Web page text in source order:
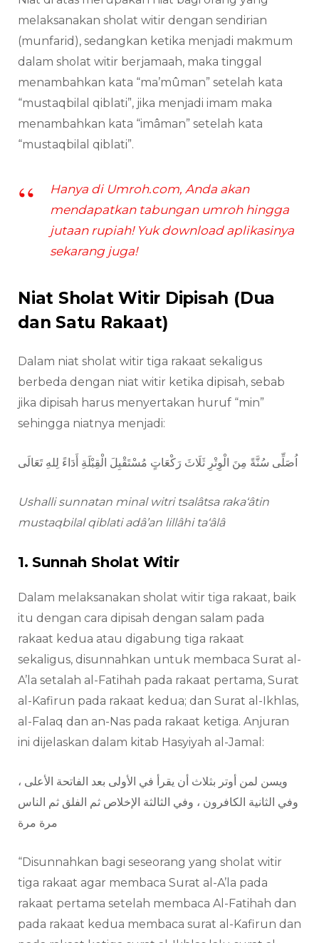
melaksanakan sholat witir dengan sendirian
(munfarid), sedangkan ketika menjadi makmum
dalam sholat witir berjamaah, maka tinggal
menambahkan kata “ma’mûman” setelah kata
“mustaqbilal qiblati”, jika menjadi imam maka
menambahkan kata “imâman” setelah kata
“mustaqbilal qiblati”.
Hanya di Umroh.com, Anda akan
mendapatkan tabungan umroh hingga
jutaan rupiah! Yuk download aplikasinya
sekarang juga!
Niat Sholat Witir Dipisah (Dua
dan Satu Rakaat)
Dalam niat sholat witir tiga rakaat sekaligus
berbeda dengan niat witir ketika dipisah, sebab
jika dipisah harus menyertakan huruf “min”
sehingga niatnya menjadi:
اُصَلِّى سُنَّةً مِنَ الْوِتْرِ ثَلَاثَ رَكْعَاتٍ مُسْتَقْبِلَ الْقِبْلَةِ أَدَاءً لِلهِ تَعَالَى
Ushalli sunnatan minal witri tsalâtsa raka‘âtin
mustaqbilal qiblati adâ’an lillâhi ta‘âlâ
1. Sunnah Sholat Witir
Dalam melaksanakan sholat witir tiga rakaat, baik
itu dengan cara dipisah dengan salam pada
rakaat kedua atau digabung tiga rakaat
sekaligus, disunnahkan untuk membaca Surat al-
A’la setalah al-Fatihah pada rakaat pertama, Surat
al-Kafirun pada rakaat kedua; dan Surat al-Ikhlas,
al-Falaq dan an-Nas pada rakaat ketiga. Anjuran
ini dijelaskan dalam kitab Hasyiyah al-Jamal:
ويسن لمن أوتر بثلاث أن يقرأ في الأولى بعد الفاتحة الأعلى ،
وفي الثانية الكافرون ، وفي الثالثة الإخلاص ثم الفلق ثم الناس
مرة مرة
“Disunnahkan bagi seseorang yang sholat witir
tiga rakaat agar membaca Surat al-A’la pada
rakaat pertama setelah membaca Al-Fatihah dan
pada rakaat kedua membaca surat al-Kafirun dan